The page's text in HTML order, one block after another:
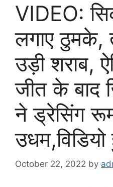
VIDEO:
लगाए ठुमके,
उड़ी शराब,
जीत के बाद
ने ड्रेसिंग
October 22, 2022 by